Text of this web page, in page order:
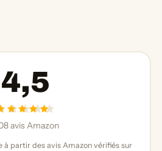
4,5
avis Amazon
à partir des avis Amazon vérifiés sur